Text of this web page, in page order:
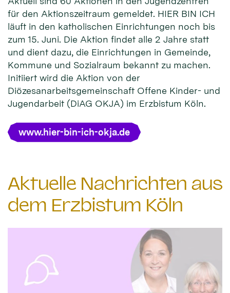
für den Aktionszeitraum gemeldet. HIER BIN ICH
läuft in den katholischen Einrichtungen noch bis
zum 15. Juni. Die Aktion findet alle 2 Jahre statt
und dient dazu, die Einrichtungen in Gemeinde,
Kommune und Sozialraum bekannt zu machen.
Initiiert wird die Aktion von der
Diözesanarbeitsgemeinschaft Offene Kinder- und
Jugendarbeit (DiAG OKJA) im Erzbistum Köln.
www.hier-bin-ich-okja.de
Aktuelle Nachrichten aus
dem Erzbistum Köln